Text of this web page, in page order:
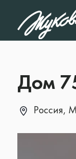
Дом
Россия,